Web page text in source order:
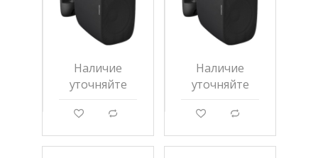
Наличие
уточняйте
g d
Наличие
уточняйте
g d